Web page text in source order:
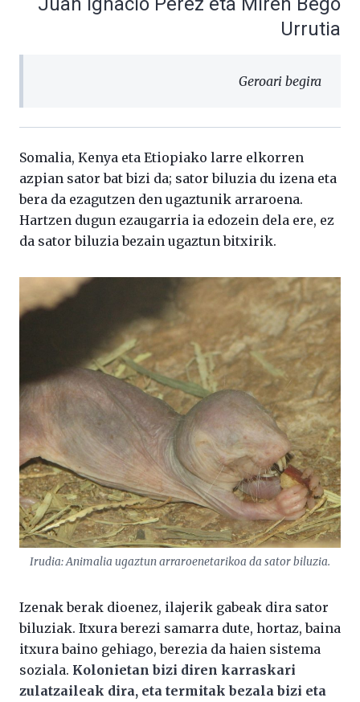
Urrutia
Geroari begira
Somalia, Kenya eta Etiopiako larre elkorren
azpian sator bat bizi da; sator biluzia du izena eta
bera da ezagutzen den ugaztunik arraroena.
Hartzen dugun ezaugarria ia edozein dela ere, ez
da sator biluzia bezain ugaztun bitxirik.
Irudia: Animalia ugaztun arraroenetarikoa da sator biluzia.
Izenak berak dioenez, ilajerik gabeak dira sator
biluziak. Itxura berezi samarra dute, hortaz, baina
itxura baino gehiago, berezia da haien sistema
soziala. Kolonietan bizi diren karraskari
zulatzaileak dira, eta termitak bezala bizi eta